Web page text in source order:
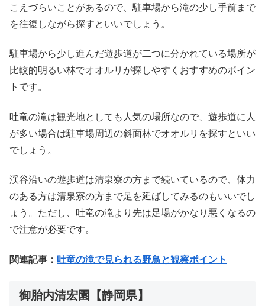
こえづらいことがあるので、駐車場から滝の少し手前まで
を往復しながら探すといいでしょう。
駐車場から少し進んだ遊歩道が二つに分かれている場所が
比較的明るい林でオオルリが探しやすくおすすめのポイン
トです。
吐竜の滝は観光地としても人気の場所なので、遊歩道に人
が多い場合は駐車場周辺の斜面林でオオルリを探すといい
でしょう。
渓谷沿いの遊歩道は清泉寮の方まで続いているので、体力
のある方は清泉寮の方まで足を延ばしてみるのもいいでし
ょう。ただし、吐竜の滝より先は足場がかなり悪くなるの
で注意が必要です。
関連記事： 吐竜の滝で見られる野鳥と観察ポイント
御胎内清宏園【静岡県】